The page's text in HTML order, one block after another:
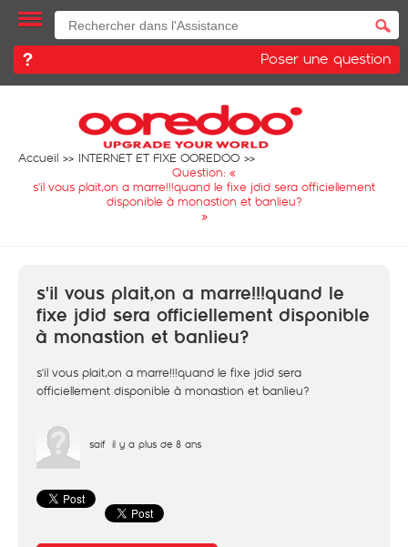
Poser une question
Accueil
INTERNET ET FIXE OOREDOO
Question: «
s'il vous plait,on a marre!!!quand le fixe jdid sera officiellement
disponible à monastion et banlieu?
»
s'il vous plait,on a marre!!!quand le
fixe jdid sera officiellement disponible
à monastion et banlieu?
s'il vous plait,on a marre!!!quand le fixe jdid sera
officiellement disponible à monastion et banlieu?
saif il y a plus de 8 ans